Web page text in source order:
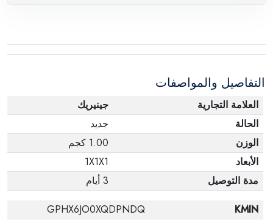
التفاصيل والمواصفات
العلامة التجارية
جينيريك
الحالة
جديد
الوزن
1.00 كجم
الأبعاد
1X1X1
مدة التوصيل
3 أيام
KMIN
GPHX6JO0XQDPNDQ